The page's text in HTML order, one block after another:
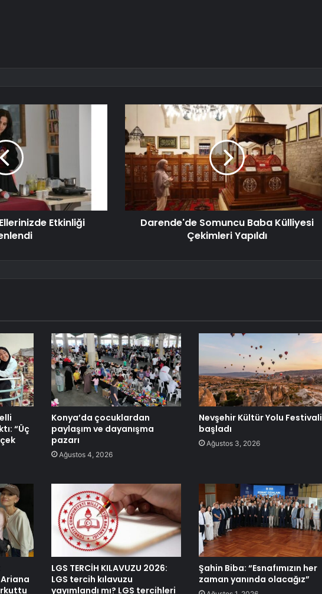
Etkinliği
Darende'de Somuncu Baba Külliyesi
Çekimleri Yapıldı
“Üç
Konya’da çocuklardan
paylaşım ve dayanışma
pazarı
Ağustos 4, 2026
Nevşehir Kültür Yolu Festivali
başladı
Ağustos 3, 2026
LGS TERCİH KILAVUZU 2026:
LGS tercih kılavuzu
yayımlandı mı? LGS tercihleri
Şahin Biba: “Esnafımızın her
zaman yanında olacağız”